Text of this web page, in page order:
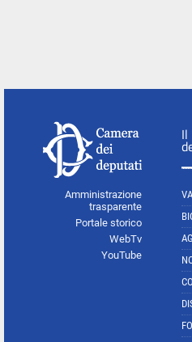
Amministrazione
trasparente
Portale storico
WebTv
YouTube
Il